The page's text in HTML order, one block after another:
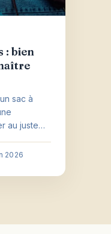
: bien
sac à
au juste
2026